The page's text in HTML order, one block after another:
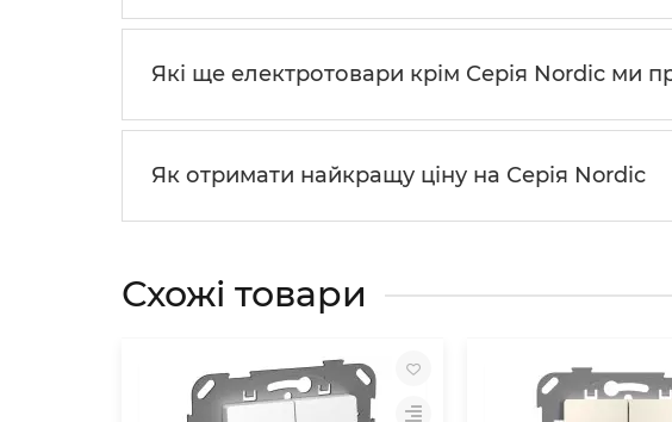
Які ще електротовари крім Серiя Nordic ми
Як отримати найкращу ціну на Серiя Nordic
Схожі товари